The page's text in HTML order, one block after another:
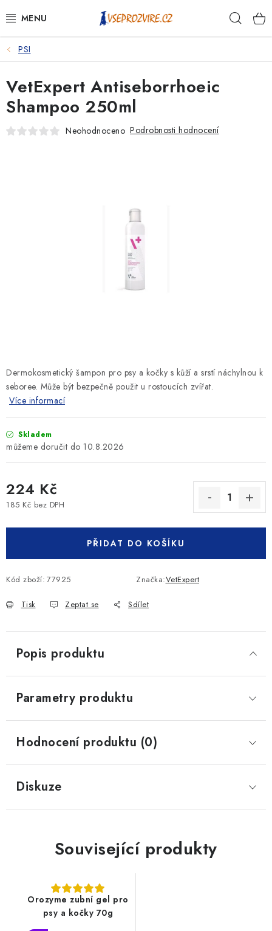
na
PSI
KOČKY
KONĚ
PSI
Dermokosmetický šampon pro psy a kočky s kůží a srstí náchylnou k
seboree. Může být bezpečně použit u rostoucích zvířat.
Více informací
Skladem
10.8.2026
224 Kč
185 Kč bez DPH
PŘIDAT DO KOŠÍKU
Kód zboží: 77925 Značka:VetExpert
Tisk Zeptat se Sdílet
VetExpert Antiseborrhoeic
Shampoo 250ml
Neohodnoceno Podrobnosti hodnocení
Popis produktu
Parametry produktu
Hodnocení produktu (0)
Diskuze
Související produkty
Orozyme zubní gel pro
psy a kočky 70g